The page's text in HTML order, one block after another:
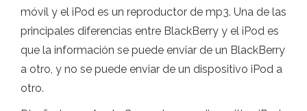
móvil y el iPod es un reproductor de mp3. Una de las
principales diferencias entre BlackBerry y el iPod es
que la información se puede enviar de un BlackBerry
a otro, y no se puede enviar de un dispositivo iPod a
otro.